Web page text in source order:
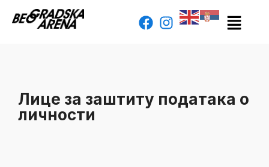
Лицe за заштиту података о
личности